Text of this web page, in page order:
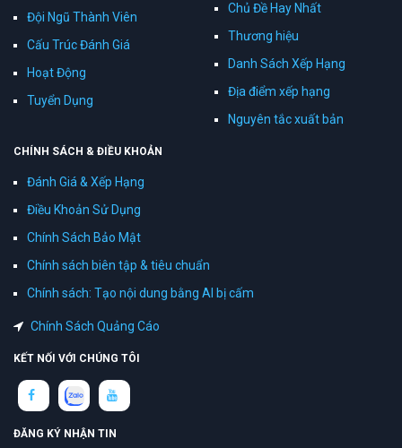
Đội Ngũ Thành Viên
Cấu Trúc Đánh Giá
Hoạt Động
Tuyển Dụng
Chủ Đề Hay Nhất
Thương hiệu
Danh Sách Xếp Hạng
Địa điểm xếp hạng
Nguyên tắc xuất bản
CHÍNH SÁCH & ĐIỀU KHOẢN
Đánh Giá & Xếp Hạng
Điều Khoản Sử Dụng
Chính Sách Bảo Mật
Chính sách biên tập & tiêu chuẩn
Chính sách: Tạo nội dung bằng AI bị cấm
Chính Sách Quảng Cáo
KẾT NỐI VỚI CHÚNG TÔI
ĐĂNG KÝ NHẬN TIN